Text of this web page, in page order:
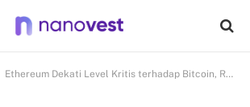
Ethereum Dekati Level Kritis terhadap Bitcoin, Rebound Besar atau Jebakan Baru?